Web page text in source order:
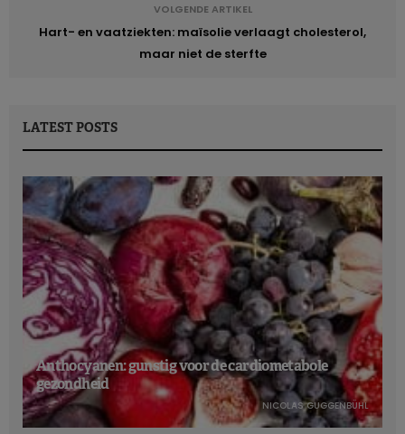
VOLGENDE ARTIKEL
Hart- en vaatziekten: maïsolie verlaagt cholesterol,
maar niet de sterfte
LATEST POSTS
Anthocyanen: gunstig voor de cardiometabole
gezondheid
NICOLAS GUGGENBÜHL